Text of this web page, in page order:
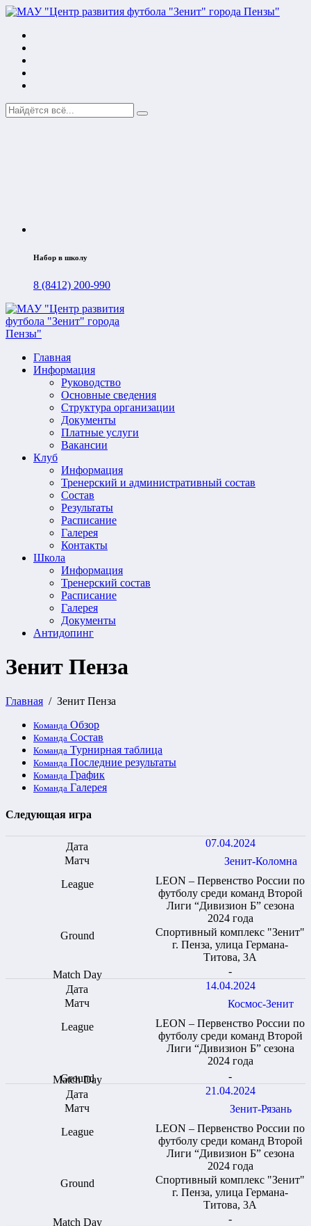
Набор в школу
8 (8412) 200-990
Главная
Информация
Руководство
Основные сведения
Структура организации
Документы
Платные услуги
Вакансии
Клуб
Информация
Тренерский и административный состав
Состав
Результаты
Расписание
Галерея
Контакты
Школа
Информация
Тренерский состав
Расписание
Галерея
Документы
Антидопинг
Зенит Пенза
Главная Зенит Пенза
Команда Обзор
Команда Состав
Команда Турнирная таблица
Команда Последние результаты
Команда График
Команда Галерея
Следующая игра
07.04.2024
Зенит-Коломна
LEON – Первенство России по
футболу среди команд Второй
Лиги “Дивизион Б” сезона
2024 года
Спортивный комплекс "Зенит"
г. Пенза, улица Германа-
Титова, 3А
-
14.04.2024
Космос-Зенит
LEON – Первенство России по
футболу среди команд Второй
Лиги “Дивизион Б” сезона
2024 года
-
21.04.2024
Зенит-Рязань
LEON – Первенство России по
футболу среди команд Второй
Лиги “Дивизион Б” сезона
2024 года
Спортивный комплекс "Зенит"
г. Пенза, улица Германа-
Титова, 3А
-